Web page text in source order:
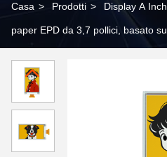
Casa > Prodotti > Display A
paper EPD da 3,7 pollici, basato